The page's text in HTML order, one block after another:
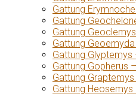
Gattung
Gattung
Gattung Geoclemys
Gattung
Gattung
Gattung Gopherus
Gattung
Gattung